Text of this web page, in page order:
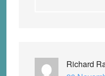
Richard